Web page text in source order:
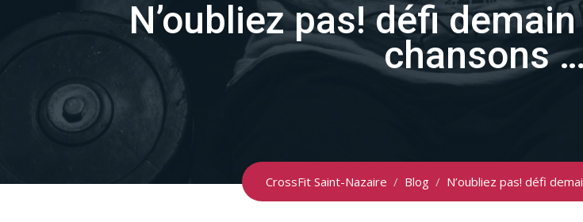
N’oubliez pas! défi
chansons
CrossFit Saint-Nazaire / Blog / N’oubliez pas! défi